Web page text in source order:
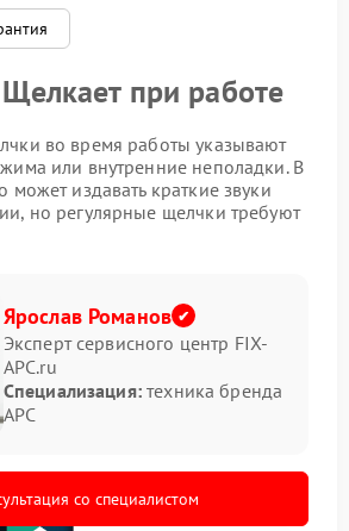
при работе
во время работы указывают
или внутренние неполадки. В
может издавать краткие звуки
но регулярные щелчки требуют
можно по следующим
через равные промежутки
нестабильно;
время работы от батареи.
Ярослав Романов
Эксперт сервисного центр FIX-
APC.ru
Специализация:техника бренда
APC
со специалистом